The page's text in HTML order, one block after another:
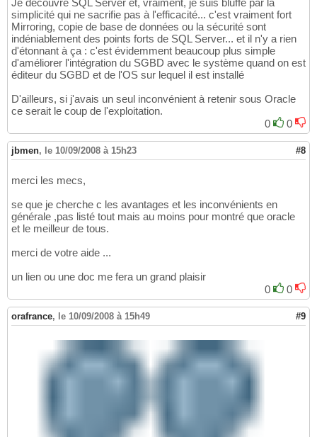
Je découvre SQL Server et, vraiment, je suis bluffé par la
simplicité qui ne sacrifie pas à l'efficacité... c'est vraiment fort
Mirroring, copie de base de données ou la sécurité sont
indéniablement des points forts de SQL Server... et il n'y a rien
d'étonnant à ça : c'est évidemment beaucoup plus simple
d'améliorer l'intégration du SGBD avec le système quand on est
éditeur du SGBD et de l'OS sur lequel il est installé
D'ailleurs, si j'avais un seul inconvénient à retenir sous Oracle
ce serait le coup de l'exploitation.
0
0
jbmen, le 10/09/2008 à 15h23 #8
merci les mecs,
se que je cherche c les avantages et les inconvénients en
générale ,pas listé tout mais au moins pour montré que oracle
et le meilleur de tous.
merci de votre aide ...
un lien ou une doc me fera un grand plaisir
0
0
orafrance, le 10/09/2008 à 15h49 #9